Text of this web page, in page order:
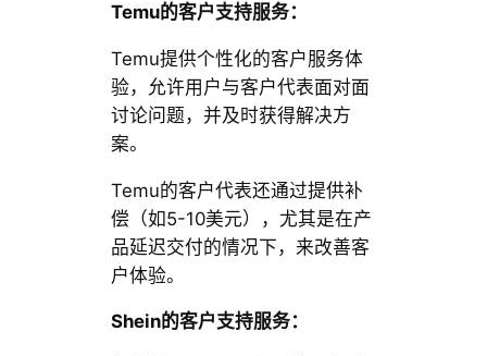
Temu的客户支持服务：
Temu提供个性化的客户服务体
验，允许用户与客户代表面对面
讨论问题，并及时获得解决方
案。
Temu的客户代表还通过提供补
偿（如5-10美元），尤其是在产
品延迟交付的情况下，来改善客
户体验。
Shein的客户支持服务：